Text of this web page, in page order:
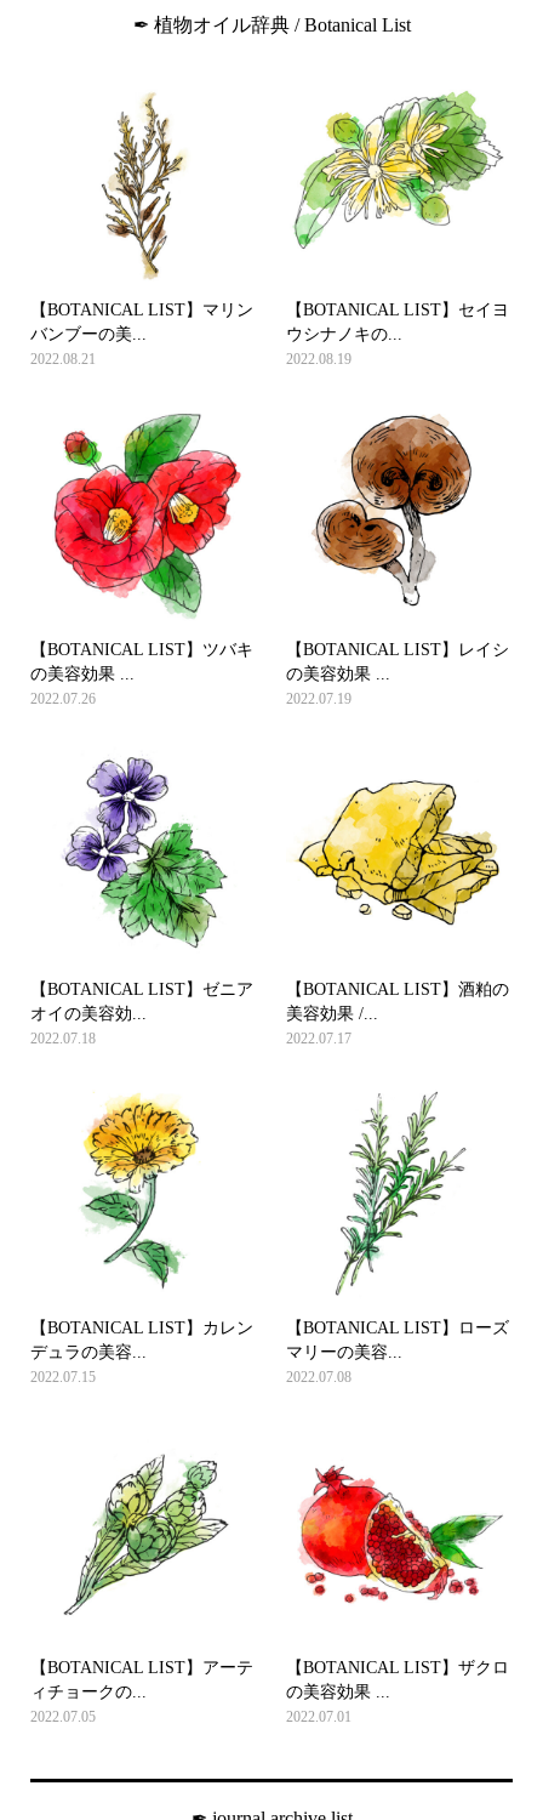
✒︎ 植物オイル辞典 / Botanical List
【BOTANICAL LIST】マリン
バンブーの美...
2022.08.21
【BOTANICAL LIST】セイヨ
ウシナノキの...
2022.08.19
【BOTANICAL LIST】ツバキ
の美容効果 ...
2022.07.26
【BOTANICAL LIST】レイシ
の美容効果 ...
2022.07.19
【BOTANICAL LIST】ゼニア
オイの美容効...
2022.07.18
【BOTANICAL LIST】酒粕の
美容効果 /...
2022.07.17
【BOTANICAL LIST】カレン
デュラの美容...
2022.07.15
【BOTANICAL LIST】ローズ
マリーの美容...
2022.07.08
【BOTANICAL LIST】アーテ
ィチョークの...
2022.07.05
【BOTANICAL LIST】ザクロ
の美容効果 ...
2022.07.01